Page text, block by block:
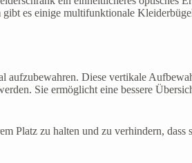
es einige multifunktionale
Diese vertikale
Sie ermöglicht eine bessere
Platz zu halten und zu verhindern,